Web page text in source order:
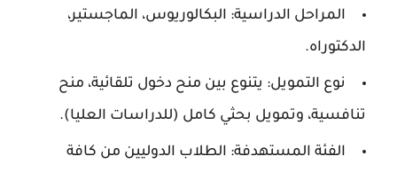
المراحل الدراسية: البكالوريوس، الماجستير،
الدكتوراه.
نوع التمويل: يتنوع بين منح دخول تلقائية، منح
تنافسية، وتمويل بحثي كامل (للدراسات العليا).
الفئة المستهدفة: الطلاب الدوليين من كافة